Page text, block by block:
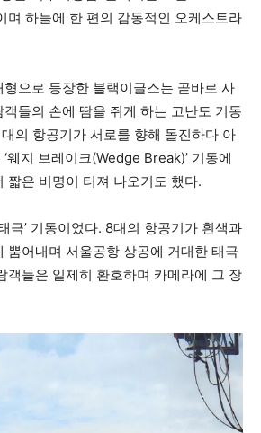
며 하늘에 한 편의 감동적인 오케스트라
으로 등장한 블랙이글스는 곧바로 사
들의 손에 땀을 쥐게 하는 고난도 기동
의 항공기가 서로를 향해 돌진하다 아
웨지 브레이크(Wedge Break)’ 기동에
짧은 비명이 터져 나오기도 했다.
극’ 기동이었다. 8대의 항공기가 흰색과
뿜어내며 서울공항 상공에 거대한 태극
객들은 일제히 환호하며 카메라에 그 장